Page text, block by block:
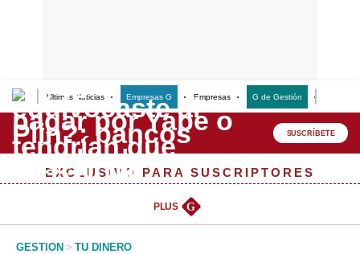
Últimas Noticias Empresas G Empresas G de Gestión
Lo último
Peru Quiosco
Management & Empleo
SUSCRÍBETE
EXCLUSIVO PARA SUSCRIPTORES
PLUS G
GESTION > TU DINERO